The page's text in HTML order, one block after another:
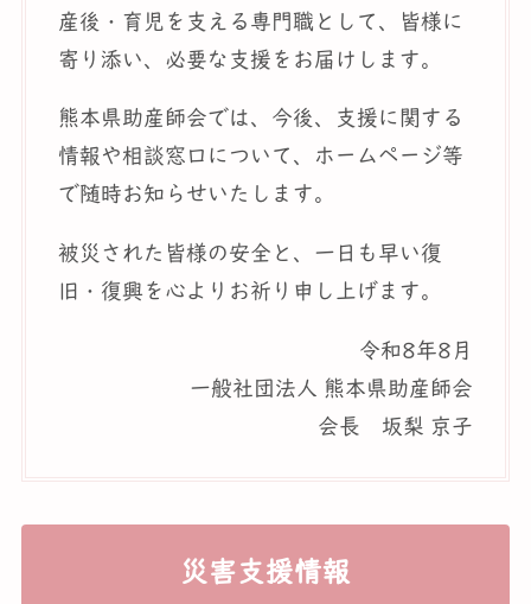
産後・育児を支える専門職として、皆様に
寄り添い、必要な支援をお届けします。
熊本県助産師会では、今後、支援に関する
情報や相談窓口について、ホームページ等
で随時お知らせいたします。
被災された皆様の安全と、一日も早い復
旧・復興を心よりお祈り申し上げます。
令和8年8月
一般社団法人 熊本県助産師会
会長 坂梨 京子
災害支援情報